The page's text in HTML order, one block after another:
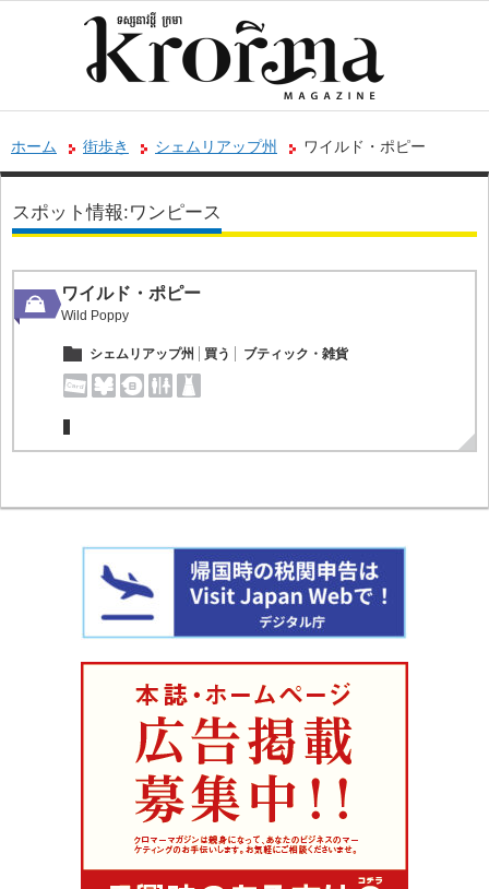
ホーム 街歩き シェムリアップ州 ワイルド・ポピー
スポット情報:ワンピース
ワイルド・ポピー
Wild Poppy
シェムリアップ州 買う ブティック・雑貨